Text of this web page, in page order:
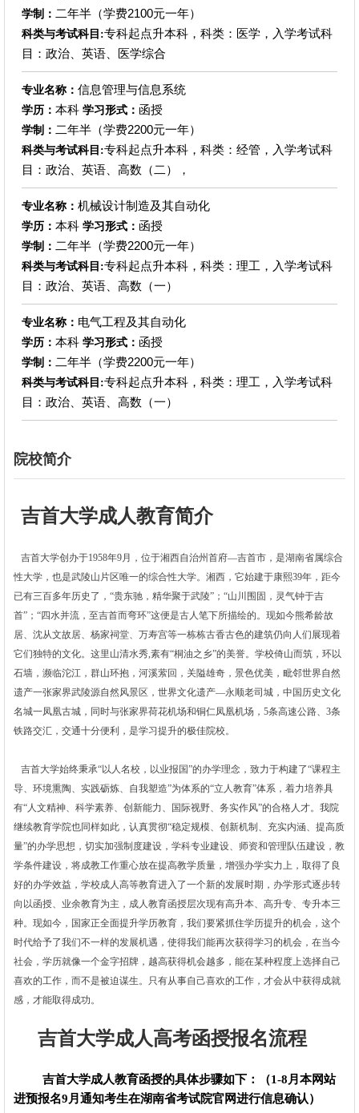
学制： 二年半（学费2100元一年）
科类与考试科目:专科起点升本科，科类：医学，入学考试科
目：政治、英语、医学综合
专业名称： 信息管理与信息系统
学历： 本科 学习形式： 函授
学制： 二年半（学费2200元一年）
科类与考试科目:专科起点升本科，科类：经管，入学考试科
目：政治、英语、高数（二），
专业名称： 机械设计制造及其自动化
学历： 本科 学习形式： 函授
学制： 二年半（学费2200元一年）
科类与考试科目:专科起点升本科，科类：理工，入学考试科
目：政治、英语、高数（一）
专业名称： 电气工程及其自动化
学历： 本科 学习形式： 函授
学制： 二年半（学费2200元一年）
科类与考试科目:专科起点升本科，科类：理工，入学考试科
目：政治、英语、高数（一）
院校简介
吉首大学成人教育简介
吉首大学创办于1958年9月，位于湘西自治州首府—吉首市，是湖南省属综合
性大学，也是武陵山片区唯一的综合性大学。湘西， 它始建于康熙39年，距今
已有三百多年历史了 ， “贵东驰，精华聚于武陵”； “山川围固，灵气钟于吉
首”； “四水并流，至吉首而弯环”这便是古人笔下所描绘的 。现如今熊希龄故
居、沈从文故居、杨家祠堂、万寿宫等一栋栋古香古色的建筑仍向人们展现着
它们独特的文化。这里山清水秀,素有“桐油之乡”的美誉。学校倚山而筑，环以
石墙，濒临沱江，群山环抱，河溪萦回，关隘雄奇，景色优美，毗邻世界自然
遗产一张家界武陵源自然风景区，世界文化遗产—永顺老司城，中国历史文化
名城一凤凰古城，同时与张家界荷花机场和铜仁凤凰机场， 5条高速公路、3条
铁路交汇，交通十分便利 ， 是学习提升的极佳院校。
吉首大学始终秉承“以人名校，以业报国”的办学理念，致力于构建了“课程主
导、环境熏陶、实践砺炼、自我塑造”为体系的“立人教育”体系，着力培养具
有“人文精神、科学素养、创新能力、国际视野、务实作风”的合格人才。我院
继续教育学院也同样如此， 认真贯彻“稳定规模、创新机制、充实内涵、提高质
量”的办学思想，切实加强制度建设，学科专业建设、师资和管理队伍建设，教
学条件建设，将成教工作重心放在提高教学质量，增强办学实力上，取得了良
好的办学效益，学校成人高等教育进入了一个新的发展时期，办学形式逐步转
向以函授、业余教育为主， 成人教育函授层次现有高升本、高升专、专升本三
种。现如今，国家正全面提升学历教育，我们要紧抓住学历提升的机会，这个
时代给予了我们不一样的发展机遇，使得我们能再次获得学习的机会，在当今
社会， 学历就像一个金字招牌，越高获得机会越多，能在某种程度上选择自己
喜欢的工作，而不是被迫谋生。只有从事自己喜欢的工作，才会从中获得成就
感，才能取得成功。
吉首大学成人高考函授报名流程
吉首大学成人教育函授的具体步骤如下：（1-8月本网站
进预报名9月通知考生在湖南省考试院官网进行信息确认）